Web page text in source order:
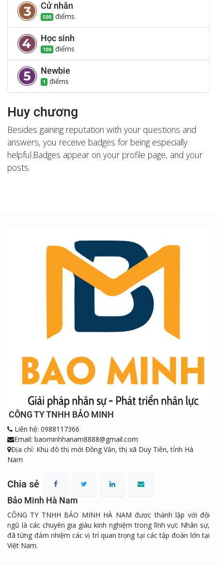
Cử nhân
500 điểms
Học sinh
100 điểms
Newbie
1 điểms
Huy chương
Besides gaining reputation with your questions and
answers, you receive badges for being especially
helpful.Badges appear on your profile page, and your
posts.
CÔNG TY TNHH BẢO MINH
Liên hệ: 0988117366
Email: baominhhanam8888@gmail.com
Địa chỉ: Khu đô thị mới Đồng Văn, thị xã Duy Tiên, tỉnh Hà
Nam
Chia sẻ
Bảo Minh Hà Nam
CÔNG TY TNHH BẢO MINH HÀ NAM được thành lập với đội
ngũ là các chuyên gia giàu kinh nghiệm trong lĩnh vực Nhân sự,
đã từng đảm nhiệm các vị trí quan trọng tại các tập đoàn lớn tại
Việt Nam.